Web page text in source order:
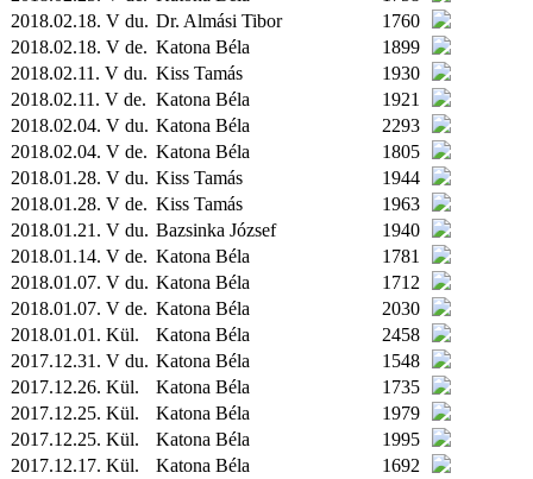
2018.02.18. V du. Dr. Almási Tibor
1760
2018.02.18. V de. Katona Béla
1899
2018.02.11. V du. Kiss Tamás
1930
2018.02.11. V de. Katona Béla
1921
2018.02.04. V du. Katona Béla
2293
2018.02.04. V de. Katona Béla
1805
2018.01.28. V du. Kiss Tamás
1944
2018.01.28. V de. Kiss Tamás
1963
2018.01.21. V du. Bazsinka József
1940
2018.01.14. V de. Katona Béla
1781
2018.01.07. V du. Katona Béla
1712
2018.01.07. V de. Katona Béla
2030
2018.01.01. Kül. Katona Béla
2458
2017.12.31. V du. Katona Béla
1548
2017.12.26. Kül. Katona Béla
1735
2017.12.25. Kül. Katona Béla
1979
2017.12.25. Kül. Katona Béla
1995
2017.12.17. Kül. Katona Béla
1692